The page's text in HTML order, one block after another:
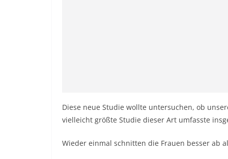
Diese neue Studie wollte untersuchen, ob
vielleicht größte Studie dieser Art umfasste
Wieder einmal schnitten die Frauen besser ab